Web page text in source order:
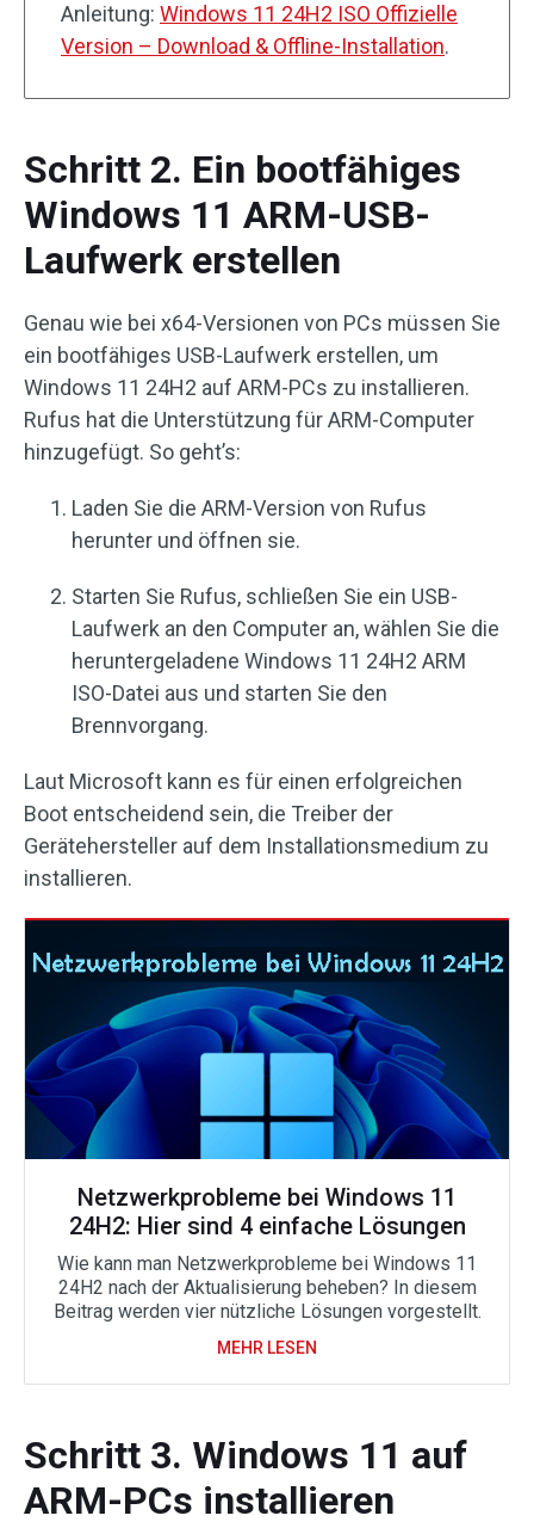
Anleitung: Windows 11 24H2 ISO Offizielle
Version – Download & Offline-Installation.
Schritt 2. Ein bootfähiges
Windows 11 ARM-USB-
Laufwerk erstellen
Genau wie bei x64-Versionen von PCs müssen Sie
ein bootfähiges USB-Laufwerk erstellen, um
Windows 11 24H2 auf ARM-PCs zu installieren.
Rufus hat die Unterstützung für ARM-Computer
hinzugefügt. So geht’s:
Laden Sie die ARM-Version von Rufus
herunter und öffnen sie.
Starten Sie Rufus, schließen Sie ein USB-
Laufwerk an den Computer an, wählen Sie die
heruntergeladene Windows 11 24H2 ARM
ISO-Datei aus und starten Sie den
Brennvorgang.
Laut Microsoft kann es für einen erfolgreichen
Boot entscheidend sein, die Treiber der
Gerätehersteller auf dem Installationsmedium zu
installieren.
Netzwerkprobleme bei Windows 11
24H2: Hier sind 4 einfache Lösungen
Wie kann man Netzwerkprobleme bei Windows 11
24H2 nach der Aktualisierung beheben? In diesem
Beitrag werden vier nützliche Lösungen vorgestellt.
MEHR LESEN
Schritt 3. Windows 11 auf
ARM-PCs installieren